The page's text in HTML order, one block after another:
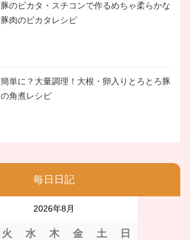
豚のピカタ・スチコンで作るめちゃ柔らかな
豚肉のピカタレシピ
簡単に？大量調理！大根・卵入りとろとろ豚
の角煮レシピ
毎日日記
2026年8月
火 水 木 金 土 日